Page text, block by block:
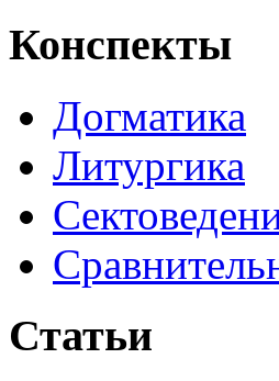
Конспекты
Догматика
Литургика
Статьи